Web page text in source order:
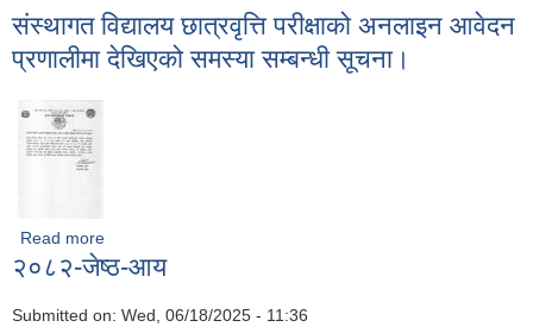
संस्थागत विद्यालय छात्रवृत्ति परीक्षाको अनलाइन आवेदन
प्रणालीमा देखिएको समस्या सम्बन्धी सूचना।
Read more
देखिएको समस्या सम्बन्धी सूचना।
२०८२-जेष्ठ-आय
Submitted on: Wed, 06/18/2025 - 11:36